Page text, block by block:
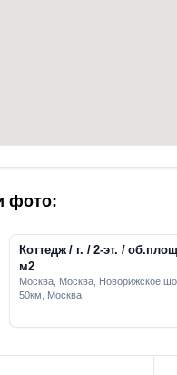
фото:
Коттедж / г. / 2-эт. / об.площ. 50
м2
Москва, Москва, Новорижское
50км, Москва